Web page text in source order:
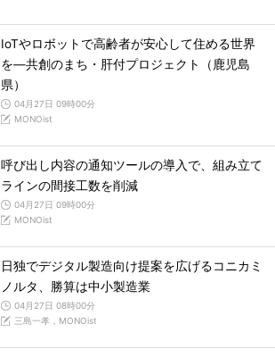
IoTやロボットで高齢者が安心して住める世界
を―共創のまち・肝付プロジェクト（鹿児島
県）
04月27日 09時00分
MONOist
呼び出し内容の通知ツールの導入で、組み立て
ラインの間接工数を削減
04月27日 09時00分
MONOist
日独でデジタル製造向け提案を広げるコニカミ
ノルタ、勝算は中小製造業
04月27日 08時00分
三島一孝，MONOist